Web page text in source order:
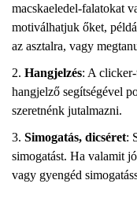
macskaeledel-falatokat
motiválhatjuk őket,
az asztalra, vagy
Hangjelzés: A
hangjelző segítségével
szeretnénk jutalmazni.
Simogatás, dicséret:
simogatást. Ha valamit
vagy gyengéd